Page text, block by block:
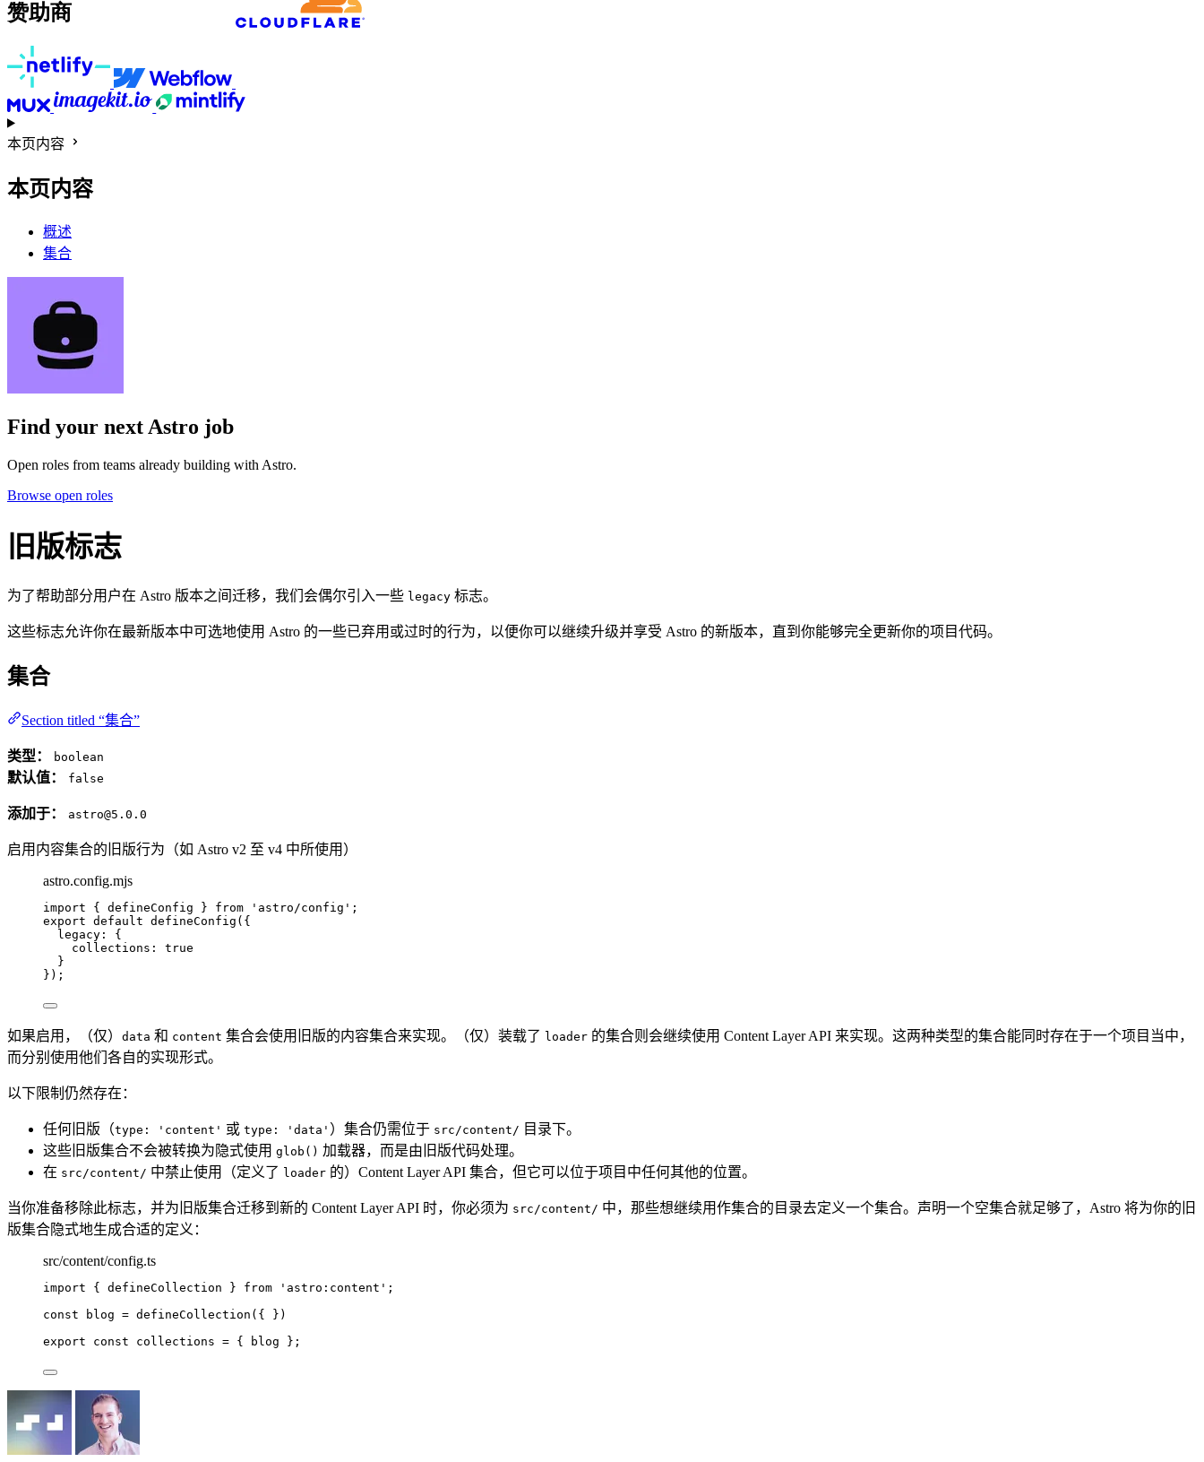
赞助商
本页内容
本页内容
概述
集合
Find your nextAstro job
Open roles from teams already building with Astro.
Browse open roles
旧版标志
为了帮助部分用户在 Astro 版本之间迁移，我们会偶尔引入一些 legacy 标志。
这些标志允许你在最新版本中可选地使用 Astro 的一些已弃用或过时的行为，以便你可以继续升级并享受 Astro 的新版本，直到你能够完全更新你的项目代码。
集合
Section titled “集合”
类型： boolean
默认值： false
添加于： astro@5.0.0
启用内容集合的旧版行为（如 Astro v2 至 v4 中所使用）
astro.config.mjs
import { defineConfig } from ' astro/config ' ;
export default defineConfig ({
legacy: {
collections: true
}
});
如果启用，（仅） data 和 content 集合会使用旧版的内容集合来实现。（仅）装载了 loader 的集合则会继续使用 Content Layer API 来实现。这两种类型的集合能同时存在于一个项目当中，
而分别使用他们各自的实现形式。
以下限制仍然存在：
任何旧版（type: 'content' 或 type: 'data' ）集合仍需位于 src/content/ 目录下。
这些旧版集合不会被转换为隐式使用 glob() 加载器，而是由旧版代码处理。
在 src/content/ 中禁止使用（定义了 loader 的）Content Layer API 集合，但它可以位于项目中任何其他的位置。
当你准备移除此标志，并为旧版集合迁移到新的 Content Layer API 时，你必须为 src/content/ 中，那些想继续用作集合的目录去定义一个集合。声明一个空集合就足够了，Astro 将为你的旧
版集合隐式地生成合适的定义：
src/content/config.ts
import { defineCollection } from ' astro:content ' ;
const
blog = defineCollection ( { } )
export const collections = { blog } ;